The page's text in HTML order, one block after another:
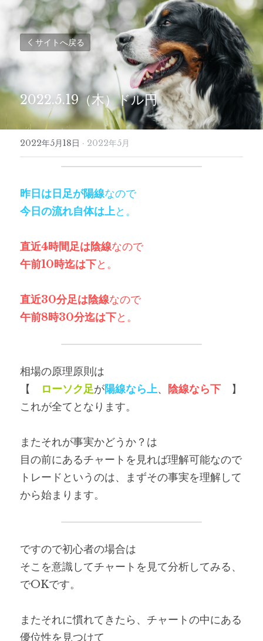
サイトへ戻る
2022.5.19（木）ドル円
2022年5月18日 · 2022年5月
昨日は日足が陽線なので
今日の流れ自体は上と。
直近4時間足は陰線なので
午前10時迄は下と。
直近30分足は陰線なので
午前8時30分迄は下と。
相場の原理原則は
【
ローソク足が陽線なら上、 陰線なら下 】
これが全てとなります。
またそれが事実かどうか？は
目の前にあるチャートを見れば理解可能なので
トレードというのは、まずその事実を理解して
から始まります。
ですので初心者の場合は
そこを意識してチャートを見て分析してみる、
でOKです。
またそれに慣れてきたら、チャートの中にある
優位性を見つけて